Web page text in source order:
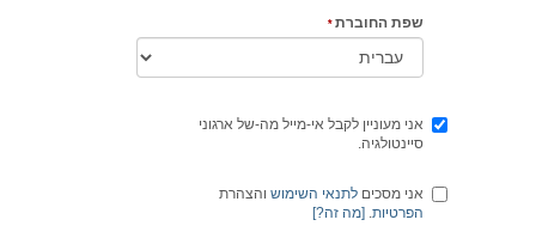
שפת החוברת
אני מעוניין לקבל אי-מייל מה-של ארגוני
סיינטולגיה.
אני מסכים לתנאי השימוש והצהרת
הפרטיות.
[מה זה?]